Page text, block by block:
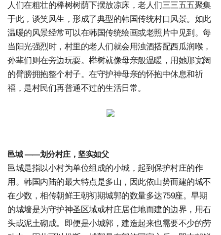
人们在粗壮的榉树树荫下摆放凉床，老人们三三五五聚集
于此，谈笑风生，形成了典型的韩国传统村口风景。如此
温暖的风景经常可以在韩国传统绘画或老照片中见到。每
当阳光强烈时，村里的老人们就会用浊酒搭配西瓜润喉，
孙辈们则在旁边玩耍。榉树就像母亲般温暖，用她那宽阔
的臂膀拥抱整个村子。在守护神母亲的怀抱中休息和祈
福，是村民们再普通不过的生活日常。
邑城 ——划分村庄，坚实如父
邑城是指以小村为单位组成的小城，起到保护村庄的作
用。韩国内陆的最大特点是多山，因此依山势而建的城不
在少数，相传朝鲜王朝初期城郭的数量多达759座。早期
的城墙是为守护神圣区域或村庄居住地而建的边界，用石
头或泥土砌成。即便是小城郭，建造起来也需要不少的劳